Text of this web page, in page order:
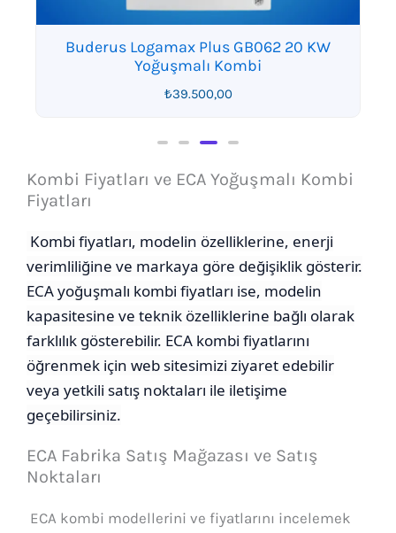
Buderus Logamax Plus GB062 20 KW
Yoğuşmalı Kombi
₺39.500,00
Kombi Fiyatları ve ECA Yoğuşmalı Kombi
Fiyatları
Kombi fiyatları, modelin özelliklerine, enerji
verimliliğine ve markaya göre değişiklik gösterir.
ECA yoğuşmalı kombi fiyatları ise, modelin
kapasitesine ve teknik özelliklerine bağlı olarak
farklılık gösterebilir. ECA kombi fiyatlarını
öğrenmek için web sitesimizi ziyaret edebilir
veya yetkili satış noktaları ile iletişime
geçebilirsiniz.
ECA Fabrika Satış Mağazası ve Satış
Noktaları
ECA kombi modellerini ve fiyatlarını incelemek